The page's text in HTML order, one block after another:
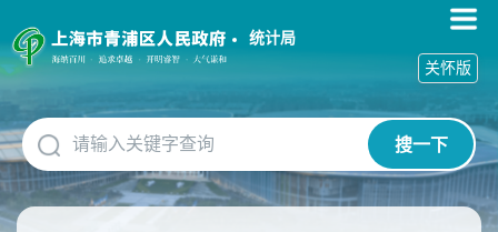
障
碍
作
说
明
跳
到
统计局
搜一下
关怀版